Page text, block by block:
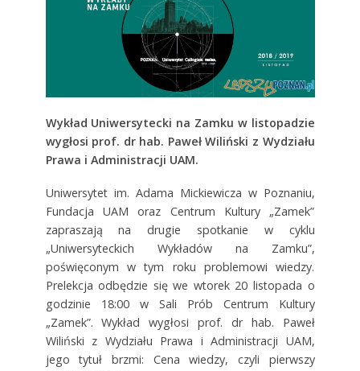
Wykład Uniwersytecki na Zamku w listopadzie
wygłosi prof. dr hab. Paweł Wiliński z Wydziału
Prawa i Administracji UAM.
Uniwersytet im. Adama Mickiewicza w Poznaniu,
Fundacja UAM oraz Centrum Kultury „Zamek”
zapraszają na drugie spotkanie w cyklu
„Uniwersyteckich Wykładów na Zamku”,
poświęconym w tym roku problemowi wiedzy.
Prelekcja odbędzie się we wtorek 20 listopada o
godzinie 18:00 w Sali Prób Centrum Kultury
„Zamek”. Wykład wygłosi prof. dr hab. Paweł
Wiliński z Wydziału Prawa i Administracji UAM,
jego tytuł brzmi: Cena wiedzy, czyli pierwszy